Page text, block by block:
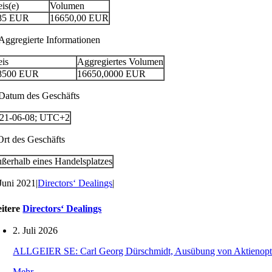
Volumen
EUR 16650,00 EUR
Informationen
Aggregiertes Volumen
EUR 16650,0000 EUR
des Geschäfts
06-08; UTC+2
des Geschäfts
eines Handelsplatzes
2021 |Directors‘ Dealings|
Directors‘ Dealings
2. Juli 2026
ALLGEIER SE: Carl Georg Dürschmidt, Ausübung von